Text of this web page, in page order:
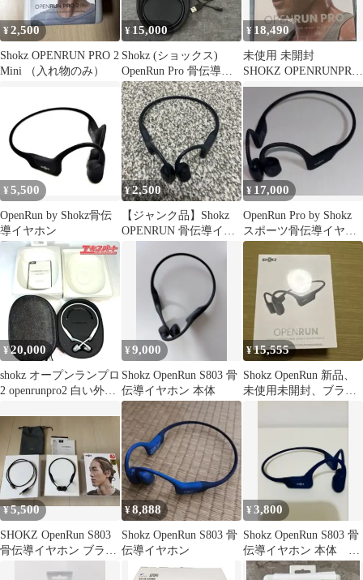
¥2,500
Shokz OPENRUN PRO 2
Mini （入れ物のみ）
¥15,000
Shokz (ショックス)
OpenRun Pro 骨伝導ワ
イヤレスイヤホン
¥ 18,490
未使用 未開封
SHOKZ OPENRUNPRO
ブラック レシートコ
ピー付
¥ 5,500
OpenRun by Shokz骨伝
導イヤホン
¥2,500
【ジャンク品】Shokz
OPENRUN 骨伝導イヤ
¥ 17,000
OpenRun Pro by Shokz
スポーツ骨伝導イヤホ
ン 充電器付き
¥ 20,000
shokz オープンランプロ
2 openrunpro2 白い外箱
¥9,000
Shokz OpenRun S803 骨
伝導イヤホン 本体
¥15,555
Shokz OpenRun 新品、
未使用未開封、ブラッ
¥5,500
SHOKZ OpenRun S803
骨伝導イヤホン ブラッ
¥8,888
Shokz OpenRun S803 骨
伝導イヤホン
¥3,800
Shokz OpenRun S803 骨
伝導イヤホン 本体 ブ
ルー